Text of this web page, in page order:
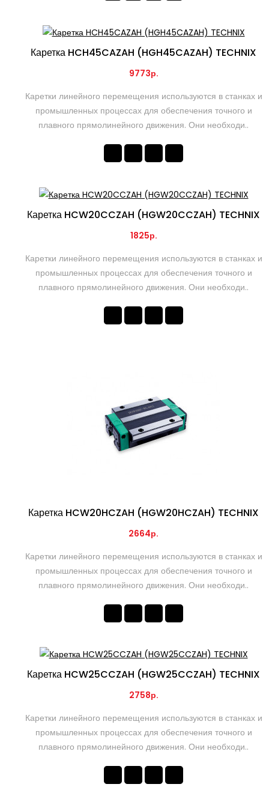
Каретка HCH45CAZAH (HGH45CAZAH) TECHNIX
9773р.
Каретки линейного перемещения используются в станках и
промышленных процессах для обеспечения точного и
плавного прямолинейного движения. Они необходи..
Каретка HCW20CCZAH (HGW20CCZAH) TECHNIX
1825р.
Каретки линейного перемещения используются в станках и
промышленных процессах для обеспечения точного и
плавного прямолинейного движения. Они необходи..
Каретка HCW20HCZAH (HGW20HCZAH) TECHNIX
2664р.
Каретки линейного перемещения используются в станках и
промышленных процессах для обеспечения точного и
плавного прямолинейного движения. Они необходи..
Каретка HCW25CCZAH (HGW25CCZAH) TECHNIX
2758р.
Каретки линейного перемещения используются в станках и
промышленных процессах для обеспечения точного и
плавного прямолинейного движения. Они необходи..